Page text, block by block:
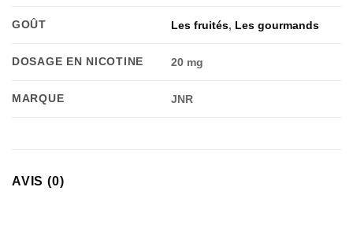
GOÛT Les fruités, Les gourmands
DOSAGE EN NICOTINE 20 mg
MARQUE JNR
AVIS (0)